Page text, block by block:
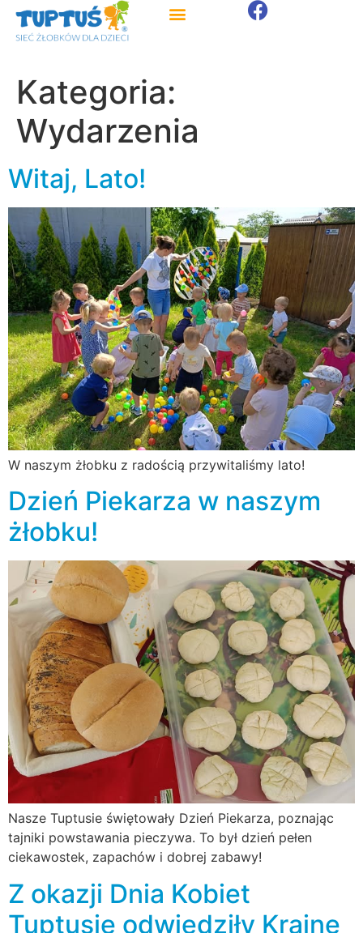
Kategoria:
Wydarzenia
Witaj, Lato!
W naszym żłobku z radością przywitaliśmy lato!
Dzień Piekarza w naszym
żłobku!
Nasze Tuptusie świętowały Dzień Piekarza, poznając
tajniki powstawania pieczywa. To był dzień pełen
ciekawostek, zapachów i dobrej zabawy!
Z okazji Dnia Kobiet
Tuptusie odwiedziły Krainę